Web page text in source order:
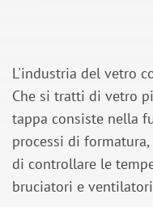
L'industria del vetro
Che si tratti di vetro
tappa consiste nella
processi di
di controllare le
bruciatori e